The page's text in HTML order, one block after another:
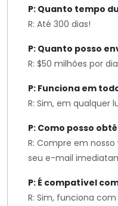
P: Quanto tempo
R: Até 300 dias!
P: Quanto posso
R: $50 milhões por
P: Funciona em
R: Sim, em qualquer
P: Como posso
R: Compre em
seu e-mail
P: É compatível
R: Sim, funciona